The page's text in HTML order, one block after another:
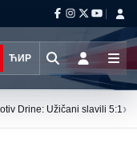
ЋИР
Drine: Užičani slavili 5:1›